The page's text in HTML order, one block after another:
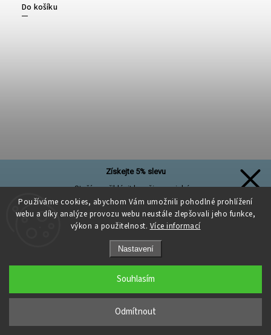
Používáme cookies, abychom Vám umožnili pohodlné prohlížení
webu a díky analýze provozu webu neustále zlepšovali jeho funkce,
výkon a použitelnost. Více informací
Nastavení
Odmítnout
Souhlasím
Do košíku
m +/- 5%Šířka příze ve střihu: 26 mm (cca 8 mm
proužek)Doporučená velikost háčku/jehlic: 5-8
Textilní špagáty Amorino Fio - Premium 26mm Cappuccino
Skladem (1 ks)
Získejte 5% slevu
Stačí se přihlásit k našim novinkám
a sleva na první nákup je Vaše!
Přihlásit se a získat slevu